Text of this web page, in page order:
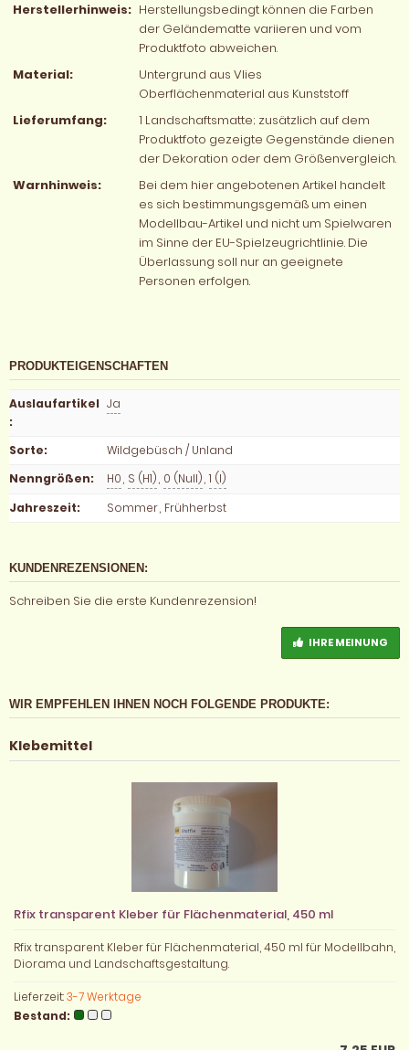
Herstellerhinweis: Herstellungsbedingt können die Farben
der Geländematte variieren und vom
Produktfoto abweichen.
Material:
Untergrund aus Vlies
Oberflächenmaterial aus Kunststoff
Lieferumfang:
1 Landschaftsmatte; zusätzlich auf dem
Produktfoto gezeigte Gegenstände dienen
der Dekoration oder dem Größenvergleich.
Warnhinweis:
Bei dem hier angebotenen Artikel handelt
es sich bestimmungsgemäß um einen
Modellbau-Artikel und nicht um Spielwaren
im Sinne der EU-Spielzeugrichtlinie. Die
Überlassung soll nur an geeignete
Personen erfolgen.
PRODUKTEIGENSCHAFTEN
Auslaufartikel
:
Ja
Sorte:
Wildgebüsch / Unland
Nenngrößen: H0, S (H1), 0 (Null), 1 (I)
Jahreszeit: Sommer, Frühherbst
KUNDENREZENSIONEN:
Schreiben Sie die erste Kundenrezension!
IHRE MEINUNG
WIR EMPFEHLEN IHNEN NOCH FOLGENDE PRODUKTE:
Klebemittel
Rfix transparent Kleber für Flächenmaterial, 450 ml
Rfix transparent Kleber für Flächenmaterial, 450 ml für Modellbahn,
Diorama und Landschaftsgestaltung.
Lieferzeit:3-7 Werktage
Bestand: